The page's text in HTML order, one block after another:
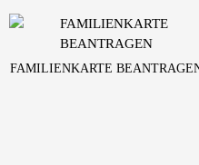
FAMILIENKARTE